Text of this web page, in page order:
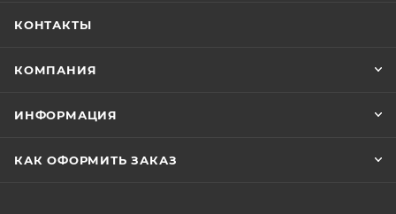
КОНТАКТЫ
КОМПАНИЯ
ИНФОРМАЦИЯ
КАК ОФОРМИТЬ ЗАКАЗ